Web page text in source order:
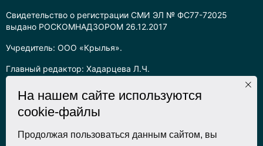
Свидетельство о регистрации СМИ ЭЛ № ФС77-72025
выдано РОСКОМНАДЗОРОМ 26.12.2017
Учредитель: ООО «Крылья».
Главный редактор: Хадарцева Л.Ч.
Информация на сайте предназначена для лиц старше 16 лет.
Все права на любые материалы, опубликованные на сайте,
защищены в соответствии с российским законодательством
об интеллектуальной собственности. Любое использование
На нашем сайте используются
cookie-файлы
Продолжая пользоваться данным сайтом, вы